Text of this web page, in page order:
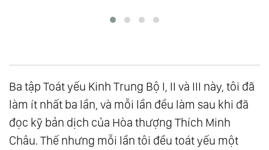
Ba tập Toát yếu Kinh Trung Bộ I, II và III này, tôi đã
làm ít nhất ba lần, và mỗi lần đều làm sau khi đã
đọc kỹ bản dịch của Hòa thượng Thích Minh
Châu. Thế nhưng mỗi lần tôi đều toát yếu một